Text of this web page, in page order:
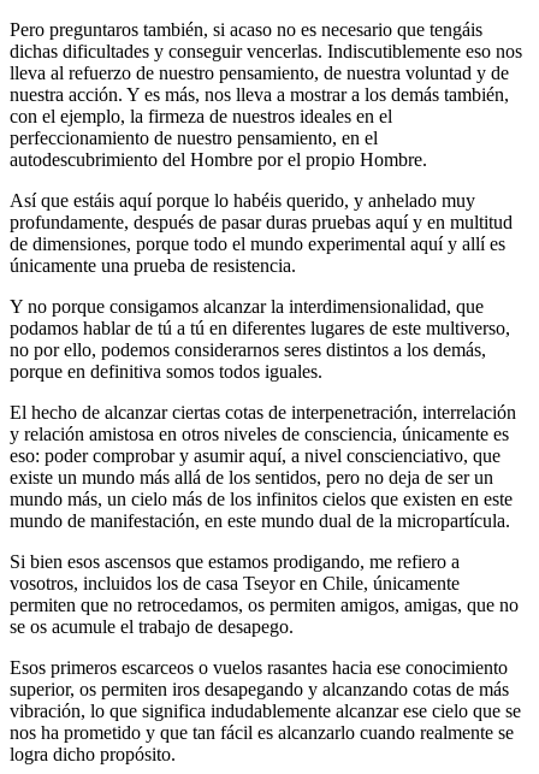
Pero preguntaros también, si acaso no es necesario que tengáis
dichas dificultades y conseguir vencerlas. Indiscutiblemente eso nos
lleva al refuerzo de nuestro pensamiento, de nuestra voluntad y de
nuestra acción. Y es más, nos lleva a mostrar a los demás también,
con el ejemplo, la firmeza de nuestros ideales en el
perfeccionamiento de nuestro pensamiento, en el
autodescubrimiento del Hombre por el propio Hombre.
Así que estáis aquí porque lo habéis querido, y anhelado muy
profundamente, después de pasar duras pruebas aquí y en multitud
de dimensiones, porque todo el mundo experimental aquí y allí es
únicamente una prueba de resistencia.
Y no porque consigamos alcanzar la interdimensionalidad, que
podamos hablar de tú a tú en diferentes lugares de este multiverso,
no por ello, podemos considerarnos seres distintos a los demás,
porque en definitiva somos todos iguales.
El hecho de alcanzar ciertas cotas de interpenetración, interrelación
y relación amistosa en otros niveles de consciencia, únicamente es
eso: poder comprobar y asumir aquí, a nivel conscienciativo, que
existe un mundo más allá de los sentidos, pero no deja de ser un
mundo más, un cielo más de los infinitos cielos que existen en este
mundo de manifestación, en este mundo dual de la micropartícula.
Si bien esos ascensos que estamos prodigando, me refiero a
vosotros, incluidos los de casa Tseyor en Chile, únicamente
permiten que no retrocedamos, os permiten amigos, amigas, que no
se os acumule el trabajo de desapego.
Esos primeros escarceos o vuelos rasantes hacia ese conocimiento
superior, os permiten iros desapegando y alcanzando cotas de más
vibración, lo que significa indudablemente alcanzar ese cielo que se
nos ha prometido y que tan fácil es alcanzarlo cuando realmente se
logra dicho propósito.